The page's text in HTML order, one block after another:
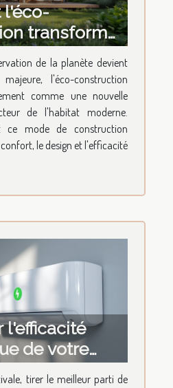
l'éco-
transforme-
moderne ?
de la planète devient
l'éco-construction
comme une nouvelle
de l'habitat moderne.
ce mode de construction
le design et l'efficacité
l'efficacité
de votre
tirer le meilleur parti de